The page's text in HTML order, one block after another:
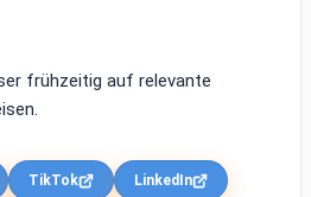
frühzeitig auf relevante
TikTok LinkedIn